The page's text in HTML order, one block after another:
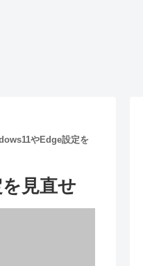
やEdge設定を
見直せ